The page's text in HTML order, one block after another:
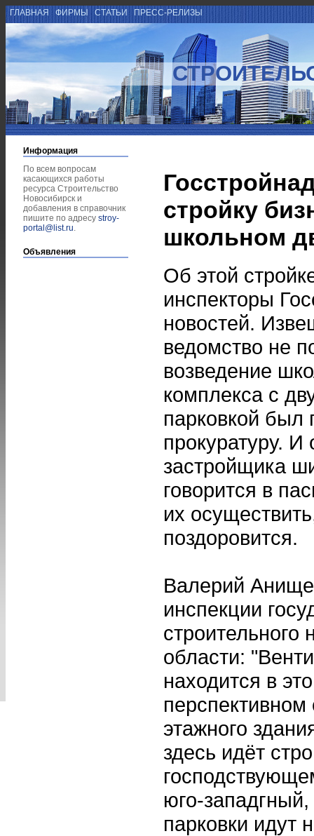
ГЛАВНАЯ ФИРМЫ СТАТЬИ ПРЕСС-РЕЛИЗЫ
Информация
По всем вопросам
касающихся работы
ресурса Строительство
Новосибирск и
добавления в справочник
пишите по адресу stroy-
portal@list.ru.
Объявления
стройку
школьном
Об этой
инспекторы
новостей.
ведомство не
возведение
комплекса с
парковкой был
прокуратуру.
застройщика
говорится в
их
поздоровится.
Валерий
инспекции
строительного
области:
находится в
перспективном
этажного
здесь идёт
юго-
парковки идут